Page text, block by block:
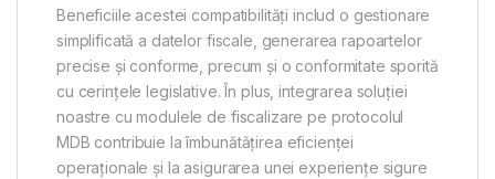
Beneficiile acestei compatibilități includ o gestionare
simplificată a datelor fiscale, generarea rapoartelor
precise și conforme, precum și o conformitate sporită
cu cerințele legislative. În plus, integrarea soluției
noastre cu modulele de fiscalizare pe protocolul
MDB contribuie la îmbunătățirea eficienței
operaționale și la asigurarea unei experiențe sigure